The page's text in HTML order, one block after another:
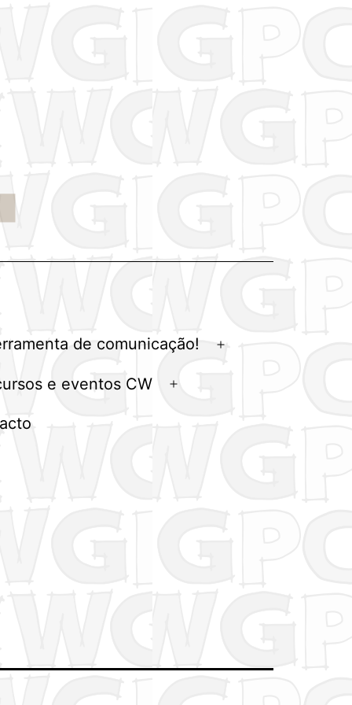
de comunicação!
Abrir
e eventos CW
Abrir